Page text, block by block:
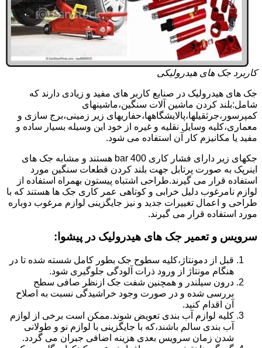
کاربرد جک های هیدرولیکی
جک های هیدرولیک در صنایع کاربر های مفید و زیادی دارند که
شامل:بلند کردن ماشین آلات سنگین،ماشینهای
کمپرسور،جرثقیلها،پالایشگاهها،حفاریهای زیر زمینی،برج سازی و
معماری،کلیه وسایل نقلیه و غیره از خود این وسیله بسیار ساده و
مفید یا مکانیزم کار آن استفاده می شود.
جکهای زیر دارای فشار کاری 400 bar هستند و مشابه جک های
اینرپک به صورت پرتابل جهت بلند کردن قطعات سنگین مورد
استفاده قرار می گیرند.طراحی اشتباه پیستون بهمراه استفاده از
لوازم نامرغوب دلیل خرابی و کوتاهی عمر کاری جک ها هستند که با
طراحی و اعمال تغییرات جدید و نیز جایگزینی لوازم مرغوب دوباره
مورد استفاده قرار می گیرند.
سرویس و تعمیر جک های هیدرولیک در پیشوا :
قبل از دمونتاژ،کلیه سطوح جک بطور کامل شسته شده تا در
هنگام مونتاژ از ورود ذرات آلودگی جلوگیری شود.
درون سیلندر و همچنین شفت جک ازنظر صافی سطح
بررسی شده و در صورت وجود خراشیدگی نسبت به اصلاح
آن اقدام کنید.
کلیه لوازم آب بندی تعویض شوند.ممکن است برخی از لوازم
آب بندی سالم باشند،که با جایگزینی با لوازم نو و طولانی
شدن زمان سرویس بعدی هزینه اضافی جبران می گردد.